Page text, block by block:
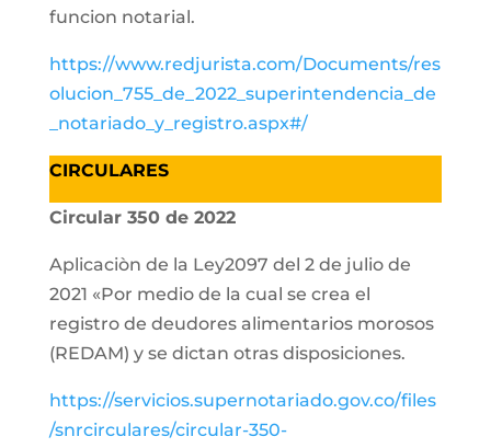
funcion notarial.
https://www.redjurista.com/Documents/res
olucion_755_de_2022_superintendencia_de
_notariado_y_registro.aspx#/
CIRCULARES
Circular 350 de 2022
Aplicaciòn de la Ley2097 del 2 de julio de
2021 «Por medio de la cual se crea el
registro de deudores alimentarios morosos
(REDAM) y se dictan otras disposiciones.
https://servicios.supernotariado.gov.co/files
/snrcirculares/circular-350-